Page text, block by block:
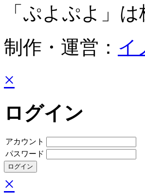
「ぷよぷよ」
制作・運営： イ
×
ログイン
アカウント
パスワード
×